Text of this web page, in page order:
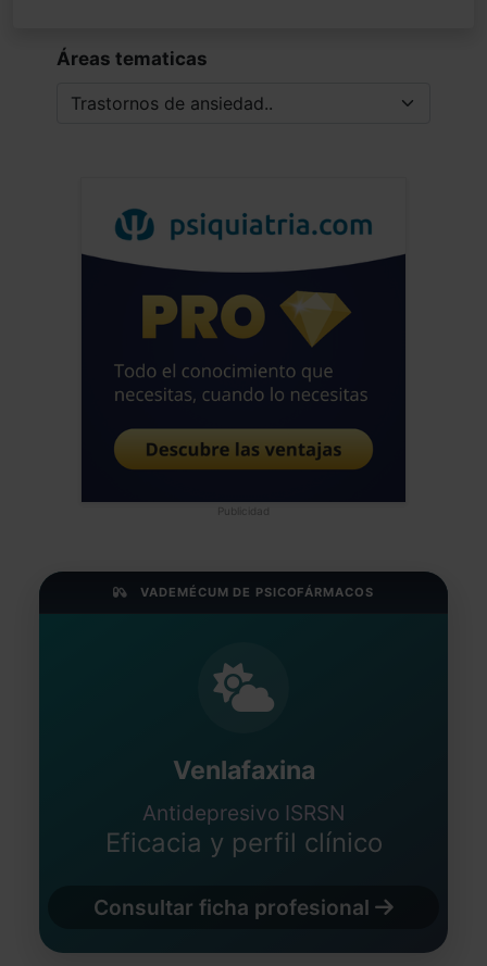
Áreas tematicas
Publicidad
VADEMÉCUM DE PSICOFÁRMACOS
Venlafaxina
Antidepresivo ISRSN
Eficacia y perfil clínico
Consultar ficha profesional